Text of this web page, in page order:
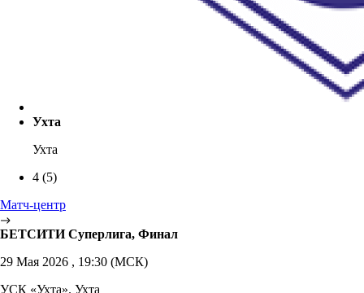
Ухта
Ухта
4 (5)
Матч-центр
БЕТСИТИ Суперлига, Финал
29 Мая 2026 , 19:30 (МСК)
УСК «Ухта». Ухта